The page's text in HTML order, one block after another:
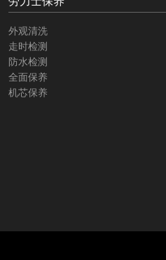
外观清洗
走时检测
防水检测
全面保养
机芯保养